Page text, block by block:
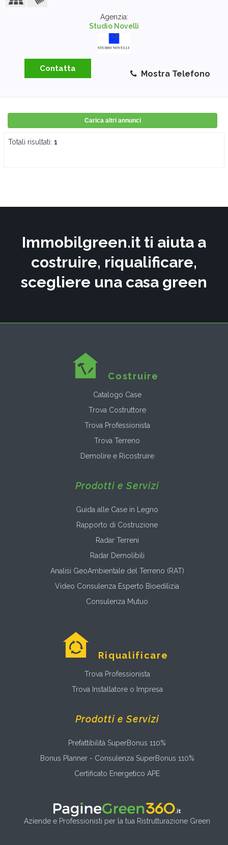
Agenzia:
Studio Novelli
Contatta
Mostra Telefono
Carica altri annunci
Totali risultati: 1
Immobilgreen.it ti aiuta a
costruire, riqualificare,
scegliere una casa green
Costruire
Catalogo Case
Trova Costruttore
Trova Professionista
Trova Terreno
Demolire e Ricostruire
Prodotti e Servizi
Guida alle Case in Legno
Rapporto di Costruzione
Radar Terreni
Radar Demolibili
Analisi GeoAmbientale del Terreno (RAT)
Video Consulenza Esperto Bioedilizia
Consulenza Mutuo
Riqualificare
Trova Professionista
Trova Installatore o Impresa
Prodotti e Servizi
Prefattibilità SuperBonus 110%
Bonus Planner - Consulenza SuperBonus 110%
Certificato Energetico APE
Aziende e Professionisti per la tua Ristrutturazione Green